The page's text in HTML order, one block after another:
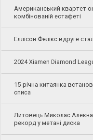
Американський квартет
комбінованій естафеті
Еллісон Фелікс вдруге
2024 Xiamen Diamond
15-річна китаянка
списа
Литовець Миколас
рекорд у метані диска